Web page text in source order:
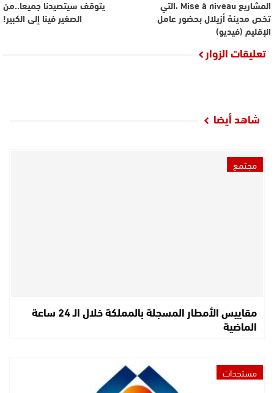
المشاريع Mise à niveau ،التي
تخص مدينة أزيلال بحضور عامل
الإقليم (فيديو)
يتوقف سيتصيدنا جميعا..من
الصغير فينا إلى الكبير!
تعليقات الزوار
شاهد أيضا
مجتمع
مقاييس الأمطار المسجلة بالمملكة خلال الـ 24 ساعة
الماضية
مستجدات